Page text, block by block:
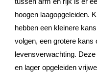
hoogen laagopgeleiden.
hebben een kleinere
volgen, een grotere kans
levensverwachting.
en lager opgeleiden